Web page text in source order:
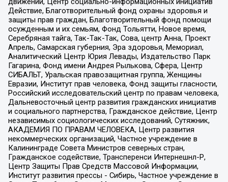
Действие, Благотворительный фонд охраны здоровья и
защиты прав граждан, Благотворительный фонд помощи
осужденным и их семьям, Фонд Тольятти, Новое время,
Серебряная тайга, Так-Так-Так, Сова, центр Анна, Проект
Апрель, Самарская губерния, Эра здоровья, Мемориал,
Аналитический Центр Юрия Левады, Издательство Парк
Гагарина, Фонд имени Андрея Рылькова, Сфера, Центр
СИБАЛЬТ, Уральская правозащитная группа, Женщины
Евразии, Институт прав человека, Фонд защиты гласности,
Российский исследовательский центр по правам человека,
Дальневосточный центр развития гражданских инициатив
и социального партнерства, Гражданское действие, Центр
независимых социологических исследований, Сутяжник,
АКАДЕМИЯ ПО ПРАВАМ ЧЕЛОВЕКА, Центр развития
некоммерческих организаций, Частное учреждение в
Калининграде Совета Министров северных стран,
Гражданское содействие, Трансперенси Интернешнл-Р,
Центр Защиты Прав Средств Массовой Информации,
Институт развития прессы - Сибирь, Частное учреждение в